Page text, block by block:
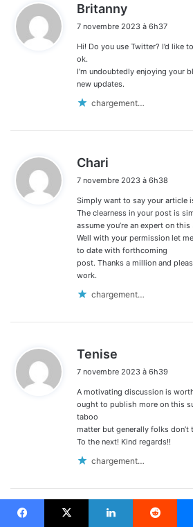
Britanny
t
7 novembre 2023 à 6h37
Hi! Do you use Twitter? I’d like
ok.
I’m undoubtedly enjoying your
new updates.
chargement…
Chari
t
:
7 novembre 2023 à 6h38
Simply want to say your article
The clearness in your post is
assume you’re an expert on this
Well with your permission let
to date with forthcoming
post. Thanks a million and
work.
chargement…
Tenise
t
:
7 novembre 2023 à 6h39
A motivating discussion is
ought to publish more on this
taboo
matter but generally folks don’t
To the next! Kind regards!!
chargement…
d